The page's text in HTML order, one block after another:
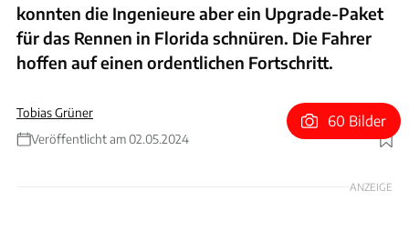
konnten die Ingenieure aber ein Upgrade-Paket
für das Rennen in Florida schnüren. Die Fahrer
hoffen auf einen ordentlichen Fortschritt.
Tobias Grüner
Veröffentlicht am 02.05.2024
Foto: xpb
60 Bilder
ANZEIGE